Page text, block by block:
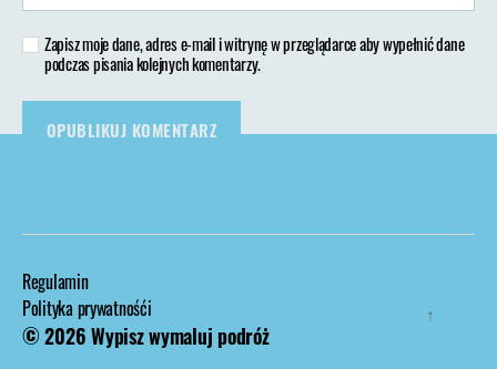
Zapisz moje dane, adres e-mail i witrynę w przeglądarce aby wypełnić dane
podczas pisania kolejnych komentarzy.
Regulamin
Polityka prywatnośći
© 2026Wypisz wymaluj podróż
↑